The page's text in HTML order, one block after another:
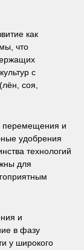
как
что
с
соя,
перемещения и
удобрения
технологий
для
и
в фазу
у широкого